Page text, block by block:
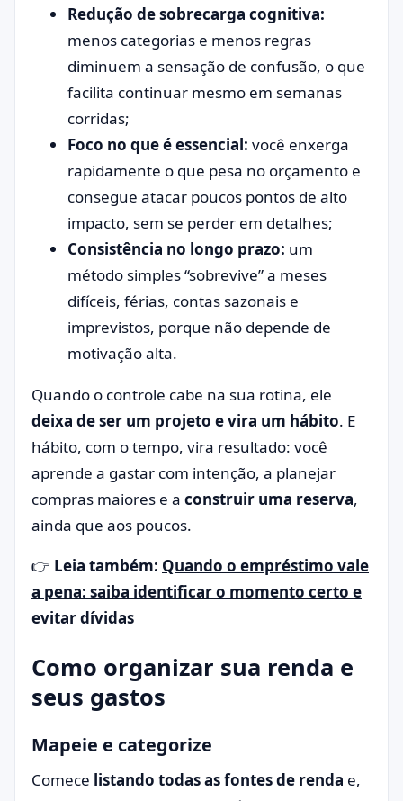
Redução de sobrecarga cognitiva:
menos categorias e menos regras
diminuem a sensação de confusão, o que
facilita continuar mesmo em semanas
corridas;
Foco no que é essencial: você enxerga
rapidamente o que pesa no orçamento e
consegue atacar poucos pontos de alto
impacto, sem se perder em detalhes;
Consistência no longo prazo: um
método simples “sobrevive” a meses
difíceis, férias, contas sazonais e
imprevistos, porque não depende de
motivação alta.
Quando o controle cabe na sua rotina, ele
deixa de ser um projeto e vira um hábito. E
hábito, com o tempo, vira resultado: você
aprende a gastar com intenção, a planejar
compras maiores e a construir uma reserva,
ainda que aos poucos.
👉 Leia também: Quando o empréstimo vale
a pena: saiba identificar o momento certo e
evitar dívidas
Como organizar sua renda e
seus gastos
Mapeie e categorize
Comece listando todas as fontes de renda e,